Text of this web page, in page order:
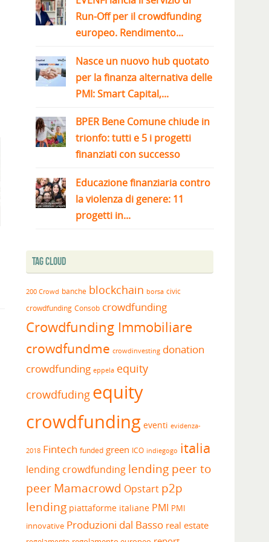
Run-Off per il crowdfunding
europeo. Rendimento...
Nasce un nuovo hub quotato
per la finanza alternativa delle
PMI: Smart Capital,...
BPER Bene Comune chiude in
trionfo: tutti e 5 i progetti
finanziati con successo
Educazione finanziaria contro
la violenza di genere: 11
progetti in...
Tag Cloud
200 Crowd banche blockchain borsa civic
crowdfunding Consob crowdfunding
Crowdfunding Immobiliare
crowdfundme crowdinvesting donation
crowdfunding eppela equity
crowdfuding equity
crowdfunding eventi evidenza-
2018 Fintech funded green ICO indiegogo italia
lending crowdfunding lending peer to
peerMamacrowd Opstart p2p
lending piattaforme italiane PMI PMI
innovative Produzioni dal Basso real estate